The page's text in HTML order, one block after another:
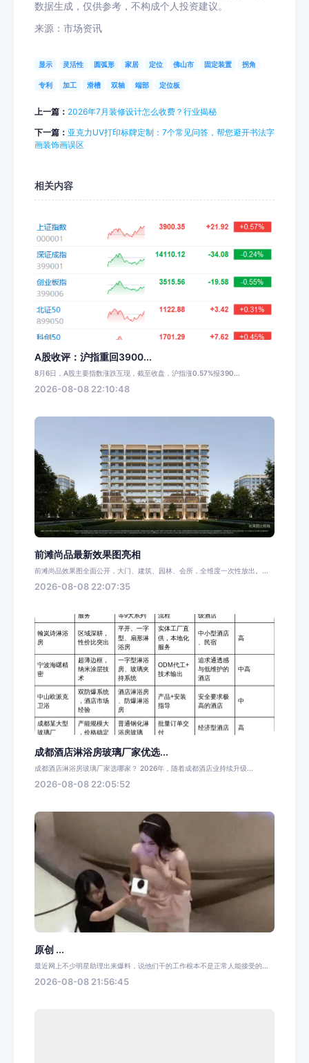
数据生成，仅供参考，不构成个人投资建议。
来源：市场资讯
显示 灵活性 圆弧形 家居 定位 佛山市 固定装置 拐角
专利 加工 滑槽 双轴 端部 定位板
上一篇： 2026年7月装修设计怎么收费？行业揭秘
下一篇： 亚克力UV打印标牌定制：7个常见问答，帮您避开书法字
画装饰画误区
相关内容
A股收评：沪指重回3900...
8月6日，A股主要指数涨跌互现，截至收盘，沪指涨0.57%报390...
2026-08-08 22:10:48
前滩尚品最新效果图亮相
前滩尚品效果图全面公开，大门、建筑、园林、会所，全维度一次性放出。...
2026-08-08 22:07:35
成都酒店淋浴房玻璃厂家优选...
成都酒店淋浴房玻璃厂家选哪家？ 2026年，随着成都酒店业持续升级...
2026-08-08 22:05:52
原创 ...
最近网上不少明星助理出来爆料，说他们干的工作根本不是正常人能接受的...
2026-08-08 21:56:45